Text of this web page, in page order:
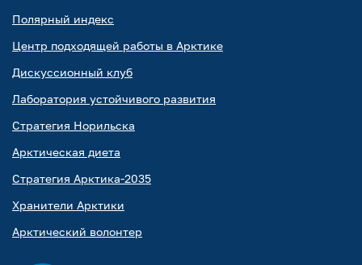
Полярный индекс
Центр подходящей работы в Арктике
Дискуссионный клуб
Лаборатория устойчивого развития
Стратегия Норильска
Арктическая диета
Стратегия Арктика-2035
Хранители Арктики
Арктический волонтер